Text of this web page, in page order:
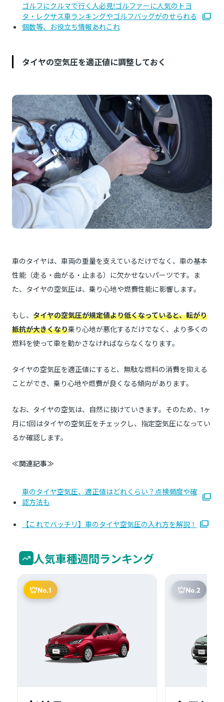
ゴルフにクルマで行く人必見!ゴルファーに人気のトヨ
タ・レクサス車ランキングやゴルフバッグがのせられる
個数等、お役立ち情報あれこれ
タイヤの空気圧を適正値に調整しておく
車のタイヤは、車両の重量を支えているだけでなく、車の基本
性能（走る・曲がる・止まる）に欠かせないパーツです。ま
た、タイヤの空気圧は、乗り心地や燃費性能に影響します。
もし、 タイヤの空気圧が規定値より低くなっていると、転がり
抵抗が大きくなり乗り心地が悪化するだけでなく、より多くの
燃料を使って車を動かさなければならなくなります。
タイヤの空気圧を適正値にすると、無駄な燃料の消費を抑える
ことができ、乗り心地や燃費が良くなる傾向があります。
なお、タイヤの空気は、自然に抜けていきます。そのため、1ヶ
月に1回はタイヤの空気圧をチェックし、指定空気圧になってい
るか確認します。
≪関連記事≫
車のタイヤ空気圧、適正値はどれくらい？点検頻度や確
認方法も
【これでバッチリ】車のタイヤ空気圧の入れ方を解説！